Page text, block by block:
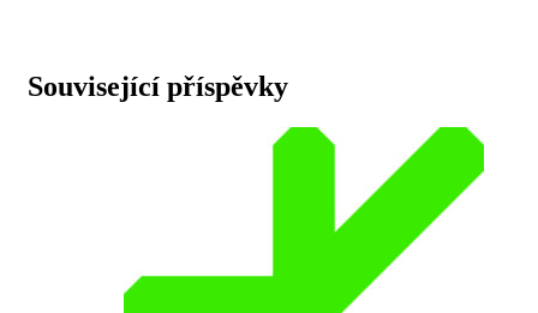
Související příspěvky